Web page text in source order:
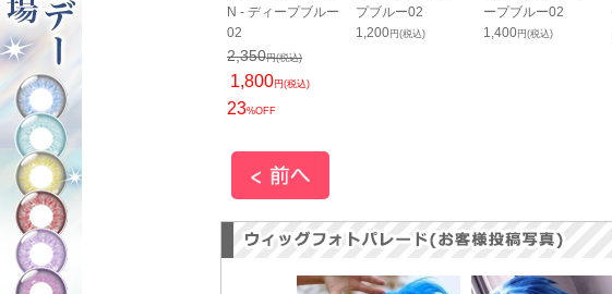
ルー02
N - ディープブルー
02
2,350円(税込)
1,800円(税込)
23%OFF
プブルー02
1,200円(税込)
ープブルー02
1,400円(税込)